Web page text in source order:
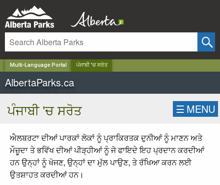
Multi-Language Portal ਪੰਜਾਬੀ 'ਚ ਸਰੋਤ
AlbertaParks.ca
ਪੰਜਾਬੀ 'ਚ ਸਰੋਤ ☰ MENU
ਐਲਬਰਟਾ ਦੀਆਂ ਪਾਰਕਾਂ ਲੋਕਾਂ ਨੂੰ ਪ੍ਰਾਕਿਰਤਕ ਦੁਨੀਆਂ ਨੂੰ ਮਾਣਨ ਅਤੇ
ਮੌਜ਼ੂਦਾ ਤੇ ਭਵਿੱਖ ਦੀਆਂ ਪੀੜ੍ਹੀਆਂ ਨੂੰ ਜੋ ਫਾਇਦੇ ਇਹ ਪ੍ਰਦਾਨ ਕਰਦੀਆਂ
ਹਨ ਉਨ੍ਹਾਂ ਨੂੰ ਖੋਜਣ, ਉਨ੍ਹਾਂ ਦਾ ਮੁੱਲ ਪਾਉਣ, ਤੇ ਰੱਖਿਆ ਕਰਨ ਲਈ
ਉਤਸ਼ਾਹਤ ਕਰਦੀਆਂ ਹਨ।